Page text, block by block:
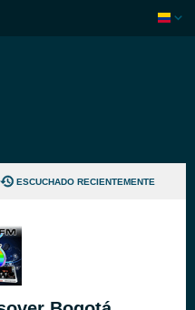
ESCUCHADO RECIENTEMENTE